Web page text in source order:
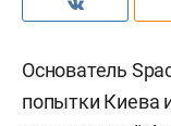
Основатель
попытки Киева